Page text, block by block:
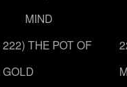
MIND
222) THE POT OF
GOLD